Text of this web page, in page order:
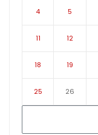
4 5
11 12
18 19
25 26